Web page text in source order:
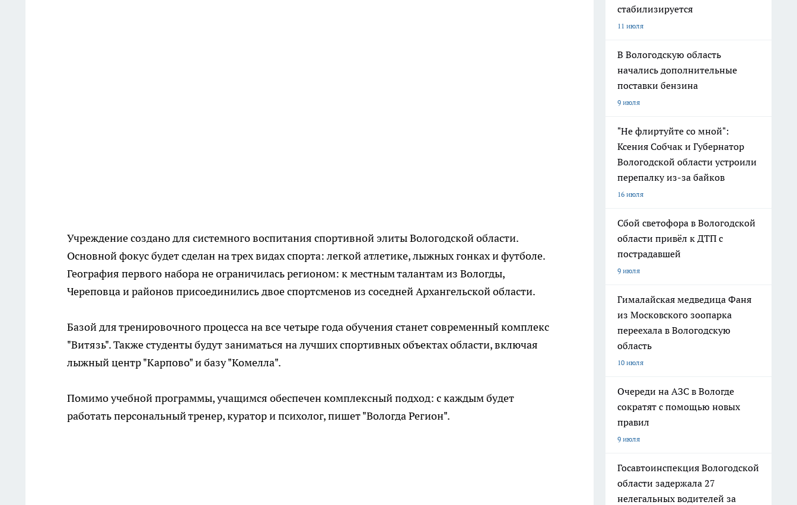
Учреждение создано для системного воспитания спортивной элиты Вологодской области.
Основной фокус будет сделан на трех видах спорта: легкой атлетике, лыжных гонках и футболе.
География первого набора не ограничилась регионом: к местным талантам из Вологды,
Череповца и районов присоединились двое спортсменов из соседней Архангельской области.
Базой для тренировочного процесса на все четыре года обучения станет современный комплекс
"Витязь". Также студенты будут заниматься на лучших спортивных объектах области, включая
лыжный центр "Карпово" и базу "Комелла".
Помимо учебной программы, учащимся обеспечен комплексный подход: с каждым будет
работать персональный тренер, куратор и психолог, пишет "Вологда Регион".
стабилизируется
11 июля
В Вологодскую область
начались дополнительные
поставки бензина
9 июля
"Не флиртуйте со мной":
Ксения Собчак и Губернатор
Вологодской области устроили
перепалку из-за байков
16 июля
Сбой светофора в Вологодской
области привёл к ДТП с
пострадавшей
9 июля
Гималайская медведица Фаня
из Московского зоопарка
переехала в Вологодскую
область
10 июля
Очереди на АЗС в Вологде
сократят с помощью новых
правил
9 июля
Госавтоинспекция Вологодской
области задержала 27
нелегальных водителей за